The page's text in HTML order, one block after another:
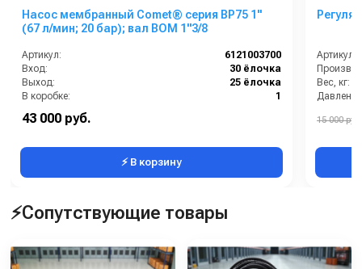
Насос мембранный Comet® серия BP75 1"
(67 л/мин; 20 бар); вал ВОМ 1"3/8
Артикул:
6121003700
Вход:
30 ёлочка
Выход:
25 ёлочка
В коробке:
1
43 000 руб.
⚡ В корзину
Артикул:
Вес, кг:
15 000 руб.
⚡Сопутствующие товары